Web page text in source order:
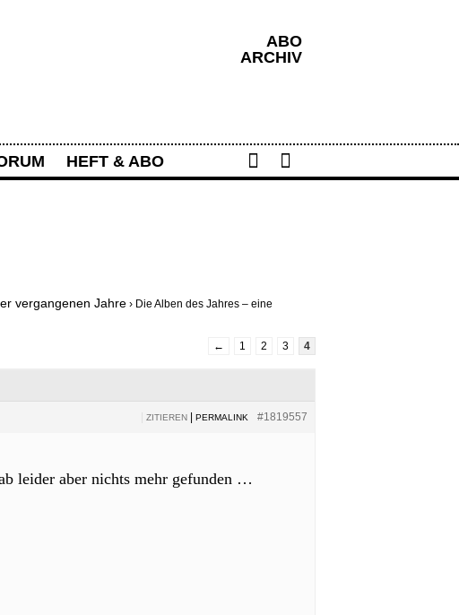
ABO
ARCHIV
Share
HEFT & ABO
vergangenen Jahre › Die Alben des Jahres – eine
← 1 2 3 4
#1819557
| PERMALINK
ZITIEREN
leider aber nichts mehr gefunden …